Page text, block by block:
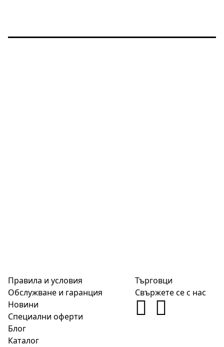
Правила и условия
Обслужване и гаранция
Новини
Специални оферти
Блог
Каталог
Търговци
Свържете се с нас